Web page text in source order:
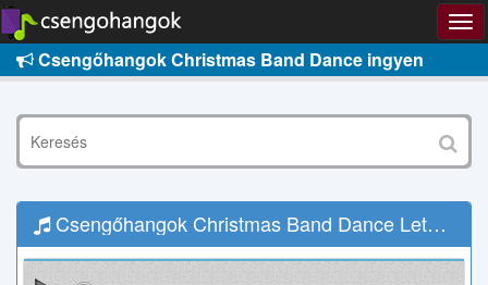
Csengőhangok Christmas Band Dance ingyen
Csengőhangok Christmas Band Dance Letöltés